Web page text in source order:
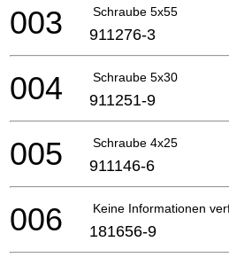
Schraube 5x55
003 911276-3
Schraube 5x30
004 911251-9
Schraube 4x25
005 911146-6
Keine Informationen
006 181656-9